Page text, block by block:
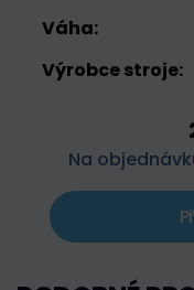
Váha:
Výrobce stroje:
Na